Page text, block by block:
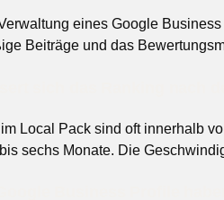
eines Google
Beiträge und das
Local Pack sind oft innerhalb
sechs Monate. Die